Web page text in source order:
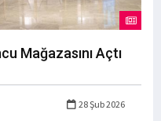
Mağazasını Açtı
28 Şub 2026